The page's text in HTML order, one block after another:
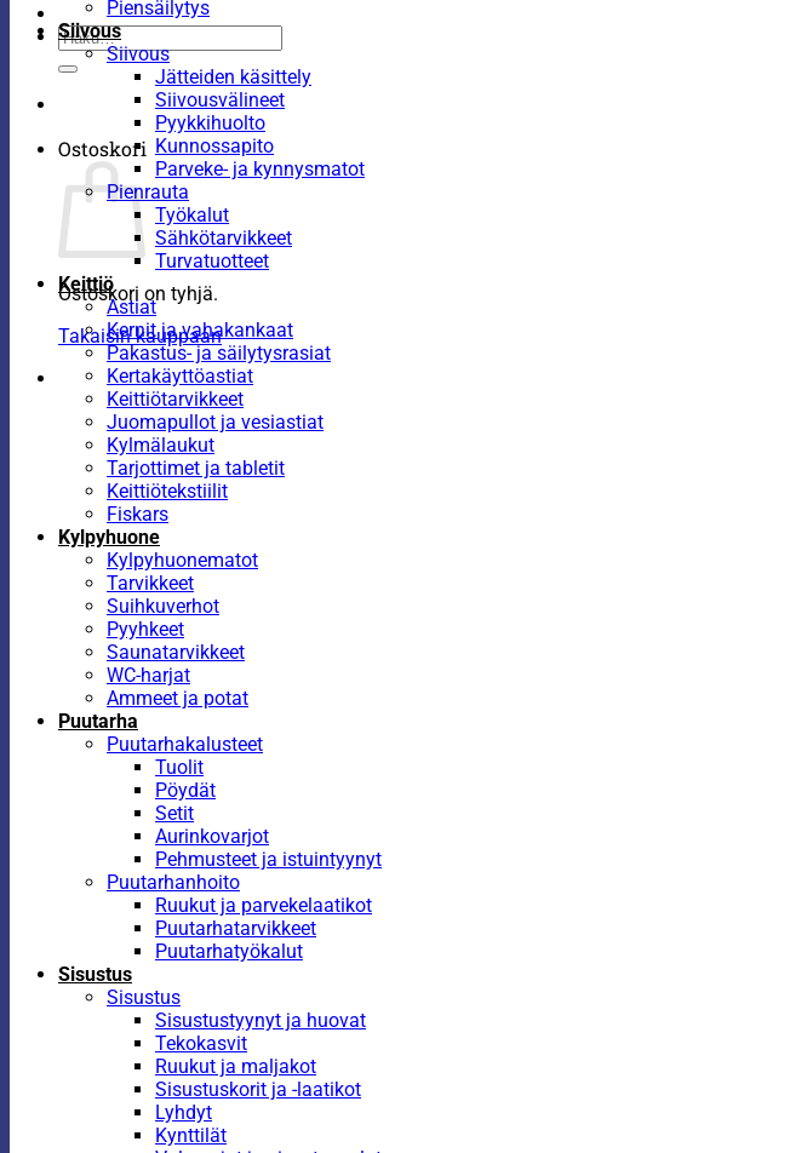
Etsi:
Ostoskori
Ostoskori on tyhjä.
Takaisin kauppaan
Piensäilytys
Siivous
Siivous
Jätteiden käsittely
Siivousvälineet
Pyykkihuolto
Kunnossapito
Parveke- ja kynnysmatot
Pienrauta
Työkalut
Sähkötarvikkeet
Turvatuotteet
Keittiö
Astiat
Kernit ja vahakankaat
Pakastus- ja säilytysrasiat
Kertakäyttöastiat
Keittiötarvikkeet
Juomapullot ja vesiastiat
Kylmälaukut
Tarjottimet ja tabletit
Keittiötekstiilit
Fiskars
Kylpyhuone
Kylpyhuonematot
Tarvikkeet
Suihkuverhot
Pyyhkeet
Saunatarvikkeet
WC-harjat
Ammeet ja potat
Puutarha
Puutarhakalusteet
Tuolit
Pöydät
Setit
Aurinkovarjot
Pehmusteet ja istuintyynyt
Puutarhanhoito
Ruukut ja parvekelaatikot
Puutarhatarvikkeet
Puutarhatyökalut
Sisustus
Sisustus
Sisustustyynyt ja huovat
Tekokasvit
Ruukut ja maljakot
Sisustuskorit ja -laatikot
Lyhdyt
Kynttilät